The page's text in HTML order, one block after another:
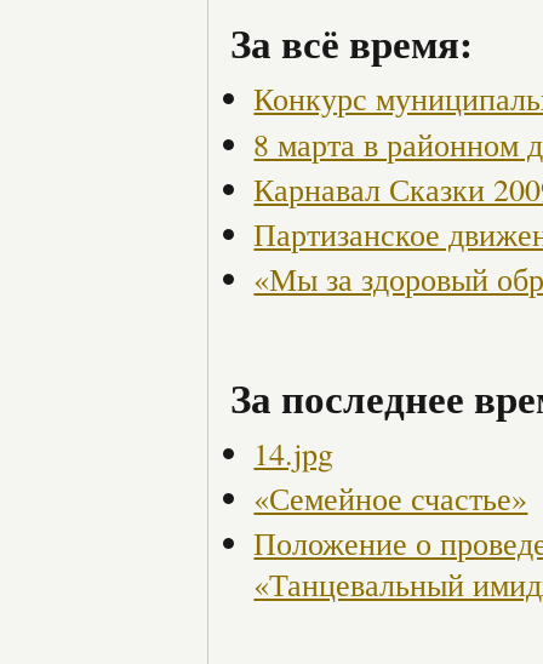
За всё время:
Конкурс
8 марта в районном
Карнавал Сказки
Партизанское
«Мы за здоровый
За последнее
14.jpg
«Семейное счастье»
Положение о
«Танцевальный